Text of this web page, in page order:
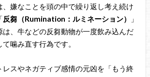
、嫌なことを頭の中で繰り返し考え続け
反芻（Rumination：ルミネーション）
」
は、牛などの反芻動物が一度飲み込んだ
噛み直す行為です。
レスやネガティブ感情の元凶を「もう終